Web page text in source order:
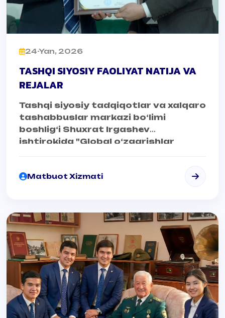
24-Yan, 2026
TASHQI SIYOSIY FAOLIYAT NATIJA VA
REJALAR
Tashqi siyosiy tadqiqotlar va xalqaro
tashabbuslar markazi bo‘limi
boshlig‘i Shuxrat Irgashev
ishtirokida "Global o‘zgarishlar
bo'lib o'tdi.
Matbuot Xizmati